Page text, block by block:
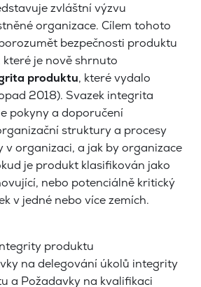
zvláštní výzvu
organizace. Cílem tohoto
bezpečnosti produktu
je nově shrnuto
produktu, které vydalo
2018). Svazek integrita
pokyny a doporučení
struktury a procesy
v organizaci, a jak by organizace
je produkt klasifikován jako
nebo potenciálně kritický
v jedné nebo více zemích.
produktu
na delegování úkolů integrity
a Požadavky na kvalifikaci